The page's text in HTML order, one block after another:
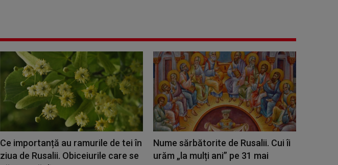
Ce importanță au ramurile de tei în
ziua de Rusalii. Obiceiurile care se
Nume sărbătorite de Rusalii. Cui îi
urăm „la mulți ani” pe 31 mai